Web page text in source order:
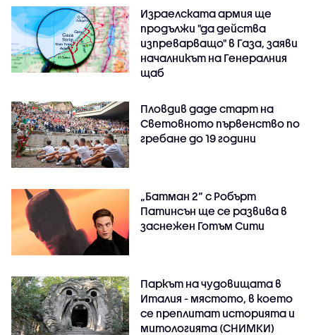
Израелската армия ще
продължи "да действа
изпреварващо" в Газа, заяви
началникът на Генералния
щаб
Пловдив даде старт на
Световното първенство по
гребане до 19 години
„Батман 2“ с Робърт
Патинсън ще се развива в
заснежен Готъм Сити
Паркът на чудовищата в
Италия - мястото, в което
се преплитат историята и
митологията (СНИМКИ)